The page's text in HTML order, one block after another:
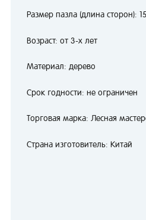
Размер пазла (длина сторон):
Возраст: от 3-х лет
Материал: дерево
Срок годности: не ограничен
Торговая марка: Лесная
Страна изготовитель: Китай